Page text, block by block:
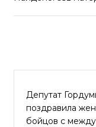
Депутат
поздравила
бойцов с